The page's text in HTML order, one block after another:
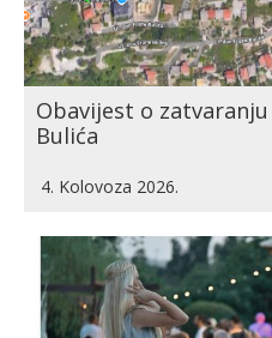
Obavijest o
Bulića
4. Kolovoza 2026.